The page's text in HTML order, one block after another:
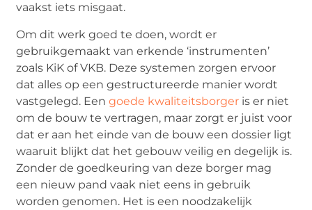
vaakst iets misgaat.
Om dit werk goed te doen, wordt er
gebruikgemaakt van erkende ‘instrumenten’
zoals KiK of VKB. Deze systemen zorgen ervoor
dat alles op een gestructureerde manier wordt
vastgelegd. Eengoede kwaliteitsborger is er niet
om de bouw te vertragen, maar zorgt er juist voor
dat er aan het einde van de bouw een dossier ligt
waaruit blijkt dat het gebouw veilig en degelijk is.
Zonder de goedkeuring van deze borger mag
een nieuw pand vaak niet eens in gebruik
worden genomen. Het is een noodzakelijk